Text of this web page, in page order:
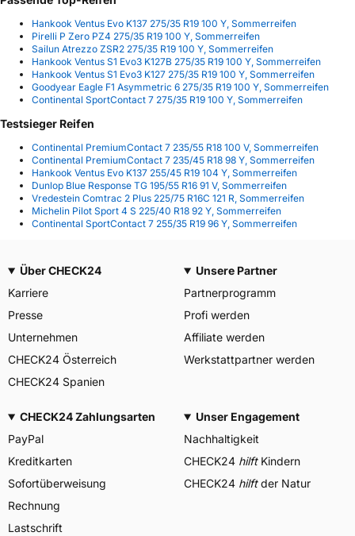
Hankook Ventus Evo K137 275/35 R19 100 Y, Sommerreifen
Pirelli P Zero PZ4 275/35 R19 100 Y, Sommerreifen
Sailun Atrezzo ZSR2 275/35 R19 100 Y, Sommerreifen
Hankook Ventus S1 Evo3 K127B 275/35 R19 100 Y, Sommerreifen
Hankook Ventus S1 Evo3 K127 275/35 R19 100 Y, Sommerreifen
Goodyear Eagle F1 Asymmetric 6 275/35 R19 100 Y, Sommerreifen
Continental SportContact 7 275/35 R19 100 Y, Sommerreifen
Testsieger Reifen
Continental PremiumContact 7 235/55 R18 100 V, Sommerreifen
Continental PremiumContact 7 235/45 R18 98 Y, Sommerreifen
Hankook Ventus Evo K137 255/45 R19 104 Y, Sommerreifen
Dunlop Blue Response TG 195/55 R16 91 V, Sommerreifen
Vredestein Comtrac 2 Plus 225/75 R16C 121 R, Sommerreifen
Michelin Pilot Sport 4 S 225/40 R18 92 Y, Sommerreifen
Continental SportContact 7 255/35 R19 96 Y, Sommerreifen
Über CHECK24
Karriere
Presse
Unternehmen
CHECK24 Österreich
CHECK24 Spanien
Unsere Partner
Partnerprogramm
Profi werden
Affiliate werden
Werkstattpartner werden
CHECK24 Zahlungsarten
PayPal
Kreditkarten
Sofortüberweisung
Rechnung
Lastschrift
Unser Engagement
Nachhaltigkeit
CHECK24 hilftKindern
CHECK24 hilftder Natur